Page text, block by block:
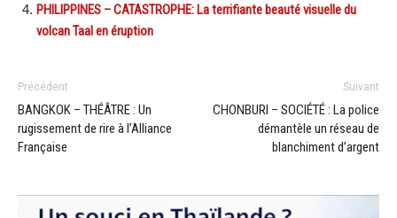
PHILIPPINES – CATASTROPHE: La terrifiante beauté visuelle du
volcan Taal en éruption
Précédent
BANGKOK – THÉÂTRE : Un
rugissement de rire à l’Alliance
Française
Suivant
CHONBURI – SOCIÉTÉ : La police
démantèle un réseau de
blanchiment d’argent